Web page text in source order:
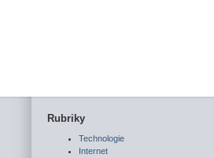
Rubriky
Technologie
Internet